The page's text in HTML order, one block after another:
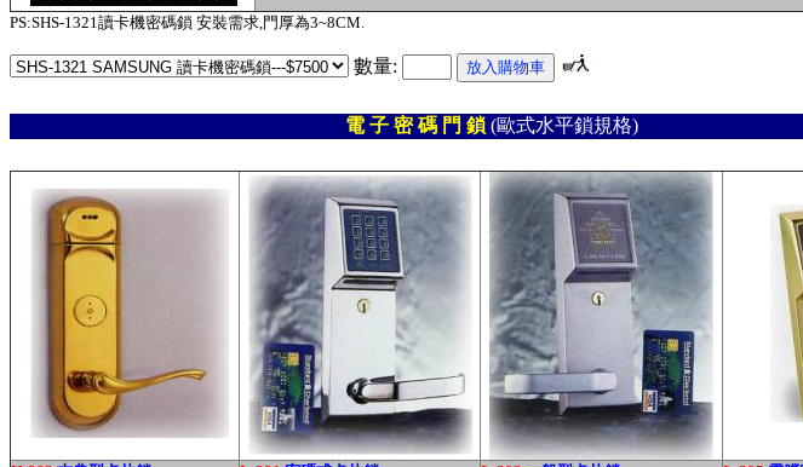
PS:SHS-1321讀卡機密碼鎖 安裝需求,門厚為3~8CM.
數量:
電 子 密 碼 門 鎖 (歐式水平鎖規格)